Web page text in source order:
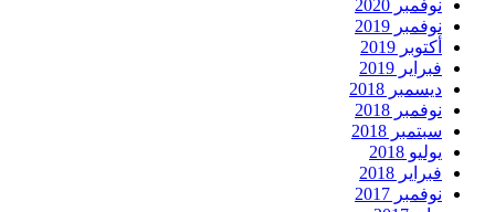
نوفمبر 2020
نوفمبر 2019
أكتوبر 2019
فبراير 2019
ديسمبر 2018
نوفمبر 2018
سبتمبر 2018
يوليو 2018
فبراير 2018
نوفمبر 2017